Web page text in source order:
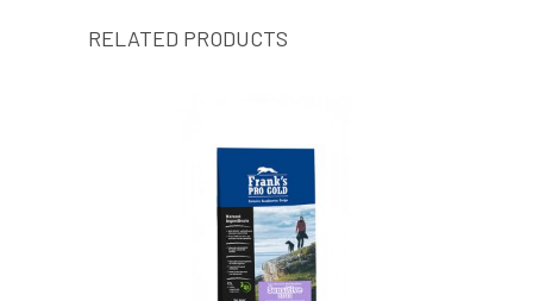
RELATED PRODUCTS